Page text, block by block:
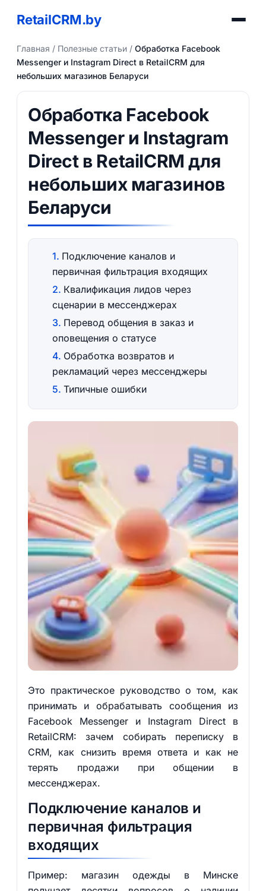
RetailCRM.by
Главная / Полезные статьи/ Обработка Facebook
Messenger и Instagram Direct в RetailCRM для
небольших магазинов Беларуси
Обработка Facebook
Messenger и Instagram
Direct в RetailCRM для
небольших магазинов
Беларуси
Подключение каналов и
первичная фильтрация входящих
Квалификация лидов через
сценарии в мессенджерах
Перевод общения в заказ и
оповещения о статусе
Обработка возвратов и
рекламаций через мессенджеры
Типичные ошибки
Это практическое руководство о том, как
принимать и обрабатывать сообщения из
Facebook Messenger и Instagram Direct в
RetailCRM: зачем собирать переписку в
CRM, как снизить время ответа и как не
терять продажи при общении в
мессенджерах.
Подключение каналов и
первичная фильтрация
входящих
Пример: магазин одежды в Минске